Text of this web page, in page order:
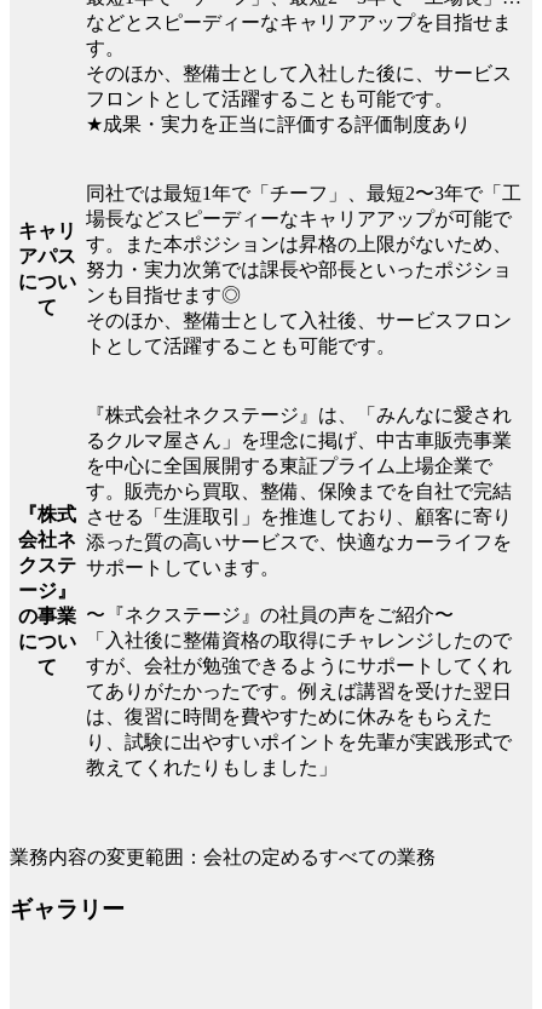
などとスピーディーなキャリアアップを目指せま
す。
そのほか、整備士として入社した後に、サービス
フロントとして活躍することも可能です。
★成果・実力を正当に評価する評価制度あり
キャリ
アパス
につい
て
同社では最短1年で「チーフ」、最短2〜3年で「工
場長などスピーディーなキャリアアップが可能で
す。また本ポジションは昇格の上限がないため、
努力・実力次第では課長や部長といったポジショ
ンも目指せます◎
そのほか、整備士として入社後、サービスフロン
トとして活躍することも可能です。
『株式
会社ネ
クステ
ージ』
の事業
につい
て
『株式会社ネクステージ』は、「みんなに愛され
るクルマ屋さん」を理念に掲げ、中古車販売事業
を中心に全国展開する東証プライム上場企業で
す。販売から買取、整備、保険までを自社で完結
させる「生涯取引」を推進しており、顧客に寄り
添った質の高いサービスで、快適なカーライフを
サポートしています。
〜『ネクステージ』の社員の声をご紹介〜
「入社後に整備資格の取得にチャレンジしたので
すが、会社が勉強できるようにサポートしてくれ
てありがたかったです。例えば講習を受けた翌日
は、復習に時間を費やすために休みをもらえた
り、試験に出やすいポイントを先輩が実践形式で
教えてくれたりもしました」
業務内容の変更範囲：会社の定めるすべての業務
ギャラリー